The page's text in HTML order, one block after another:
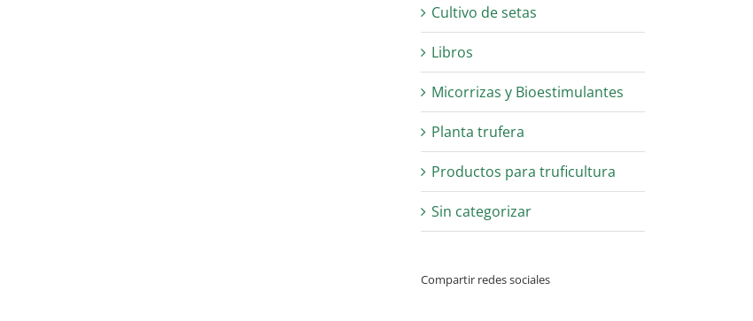
Cultivo de setas
Libros
Micorrizas y Bioestimulantes
Planta trufera
Productos para truficultura
Sin categorizar
Compartir redes sociales